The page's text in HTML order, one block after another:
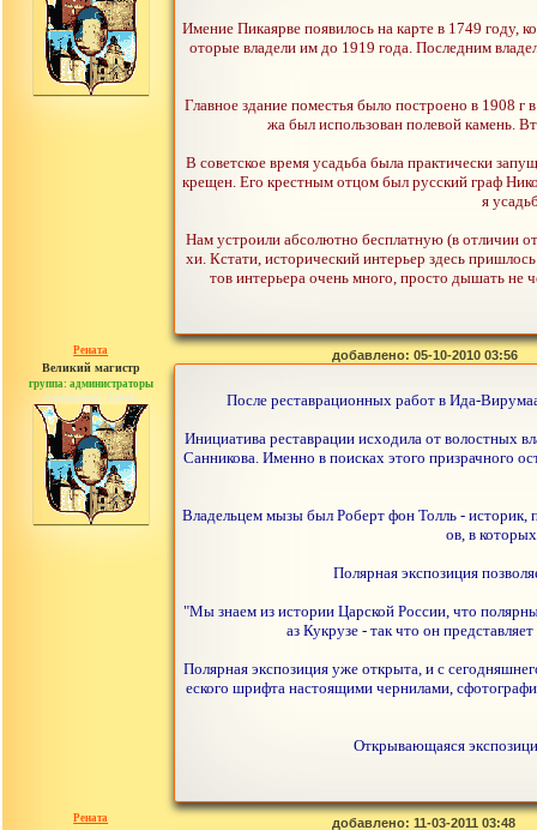
Имение Пикаярве появилось на карте в 1749 году,
оторые владели им до 1919 года. Последним
Главное здание поместья было построено в 1908
жа был использован полевой камень.
В советское время усадьба была практически
крещен. Его крестным отцом был русский граф
я
Нам устроили абсолютно бесплатную (в отличии
хи. Кстати, исторический интерьер здесь
тов интерьера очень много, просто дышать не
Рената
Великий магистр
группа: администраторы
сообщений: 30442
добавлено: 05-10-2010 03:56
После реставрационных работ в Ида-
Инициатива реставрации исходила от волостных
Санникова. Именно в поисках этого призрачного
Владельцем мызы был Роберт фон Толль - историк,
ов, в
Полярная экспозиция
"Мы знаем из истории Царской России, что
аз Кукрузе - так что он
Полярная экспозиция уже открыта, и с
еского шрифта настоящими чернилами,
Открывающаяся
Рената добавлено: 11-03-2011 03:48